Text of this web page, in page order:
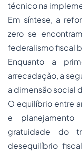
técnico na
Em síntese, a
zero se
federalismo fiscal
Enquanto a
arrecadação, a
a dimensão social
O equilíbrio entre
e
gratuidade do
desequilíbrio